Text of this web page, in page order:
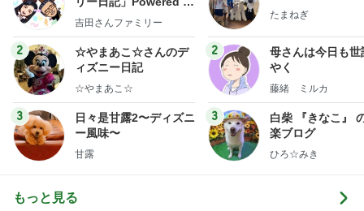
y Ameba 吉田さんファ
ミリーオフィシャルブ
ログ
吉田さんファミリー
2
☆やまあこ☆さんのデ
ィズニー日記
☆やまあこ☆
3
日々是甘露2〜ディズニ
ー風味〜
甘露
たまねぎ
2
母さんは今日も世
やく
藤緒 ミルカ
3
白柴 『きなこ』
楽ブログ
ひろ☆みき
もっと見る